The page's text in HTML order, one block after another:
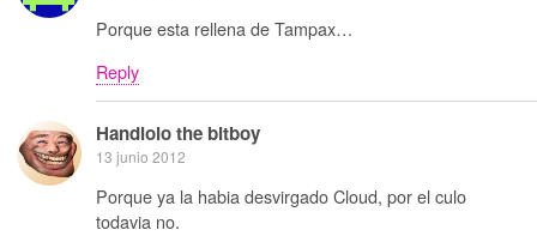
Porque esta rellena de Tampax…
Reply
Handlolo the bitboy
13 junio 2012
Porque ya la habia desvirgado Cloud, por el culo
todavia no.